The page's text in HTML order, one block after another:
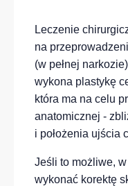
Leczenie
na
(w pełnej
wykona plastykę
która ma na celu
anatomicznej -
i położenia ujścia
Jeśli to możliwe,
wykonać korektę